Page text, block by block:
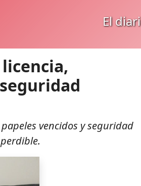
El
vencidos y seguridad